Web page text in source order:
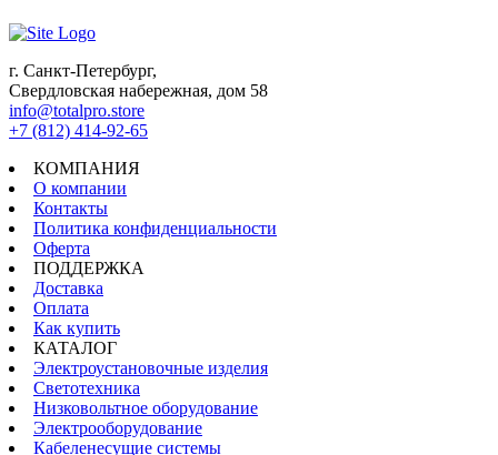
г. Санкт-Петербург,
Свердловская набережная, дом 58
info@totalpro.store
+7 (812) 414-92-65
КОМПАНИЯ
О компании
Контакты
Политика конфиденциальности
Оферта
ПОДДЕРЖКА
Доставка
Оплата
Как купить
КАТАЛОГ
Электроустановочные изделия
Светотехника
Низковольтное оборудование
Электрооборудование
Кабеленесущие системы